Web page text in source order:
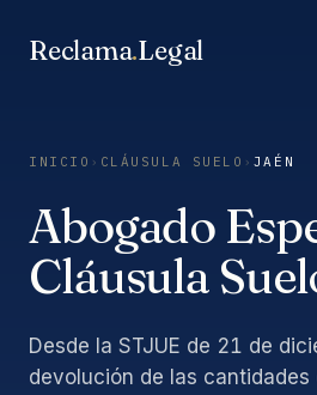
Reclama.Legal
INICIO › CLÁUSULA SUELO › JAÉN
Abogado
Cláusula
Desde la STJUE de 21 de
devolución de las cantidades